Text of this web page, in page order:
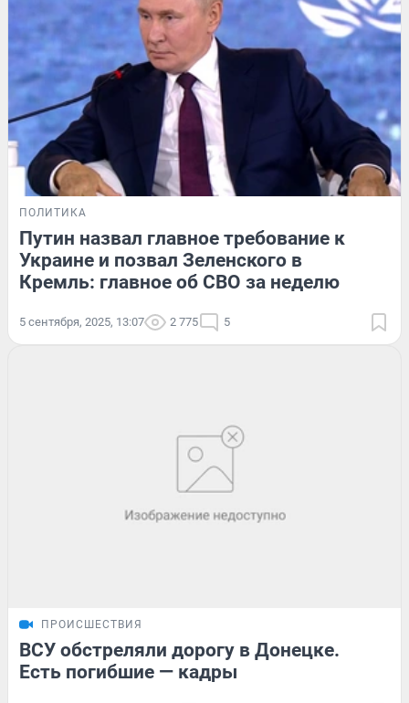
ПОЛИТИКА
Путин назвал главное требование к
Украине и позвал Зеленского в
Кремль: главное об СВО за неделю
5 сентября, 2025, 13:07 2 775 5
ПРОИСШЕСТВИЯ
ВСУ обстреляли дорогу в Донецке.
Есть погибшие — кадры